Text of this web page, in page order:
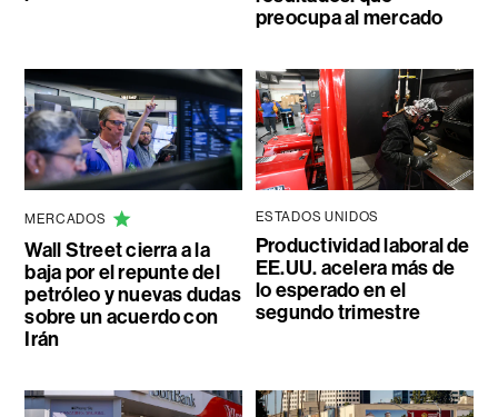
preocupa al mercado
MERCADOS
Wall Street cierra a la
baja por el repunte del
petróleo y nuevas dudas
sobre un acuerdo con
Irán
ESTADOS UNIDOS
Productividad laboral de
EE.UU. acelera más de
lo esperado en el
segundo trimestre